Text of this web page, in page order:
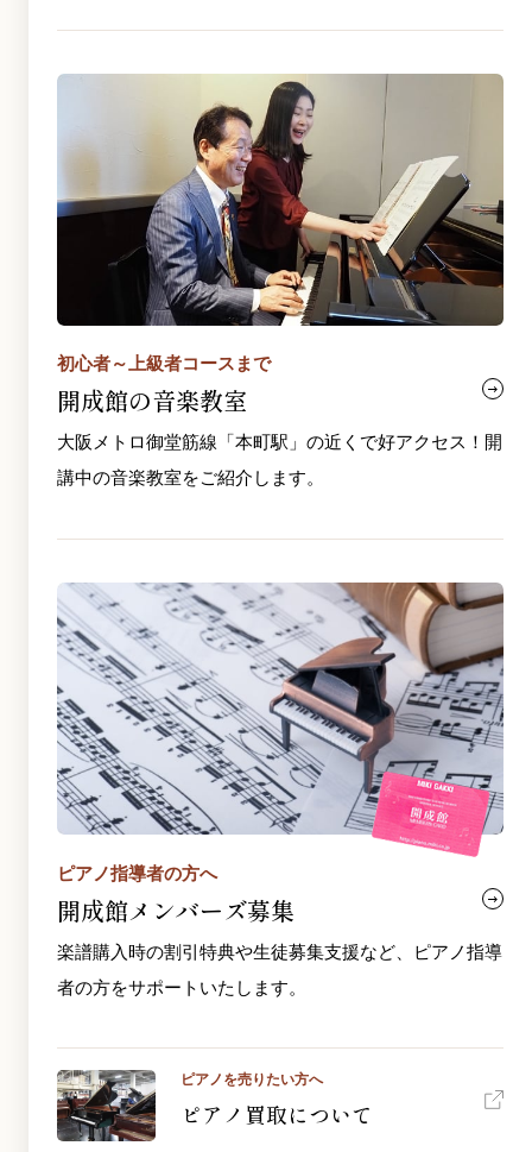
初心者～上級者コースまで
開成館の音楽教室
大阪メトロ御堂筋線「本町駅」の近くで好アクセス！開
講中の音楽教室をご紹介します。
ピアノ指導者の方へ
開成館メンバーズ募集
楽譜購入時の割引特典や生徒募集支援など、ピアノ指導
者の方をサポートいたします。
ピアノを売りたい方へ
ピアノ買取について